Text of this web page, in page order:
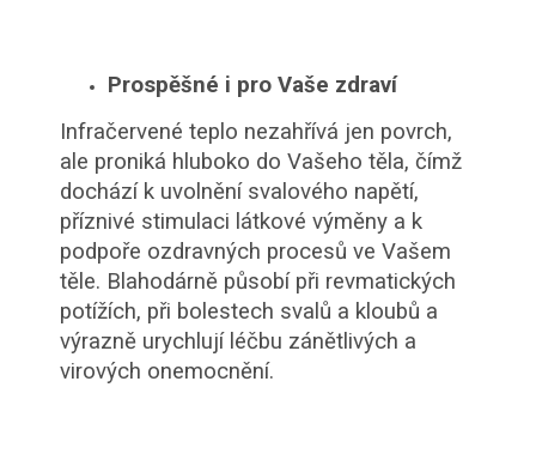
Prospěšné i pro Vaše zdraví
Infračervené teplo nezahřívá jen povrch,
ale proniká hluboko do Vašeho těla, čímž
dochází k uvolnění svalového napětí,
příznivé stimulaci látkové výměny a k
podpoře ozdravných procesů ve Vašem
těle. Blahodárně působí při revmatických
potížích, při bolestech svalů a kloubů a
výrazně urychlují léčbu zánětlivých a
virových onemocnění.